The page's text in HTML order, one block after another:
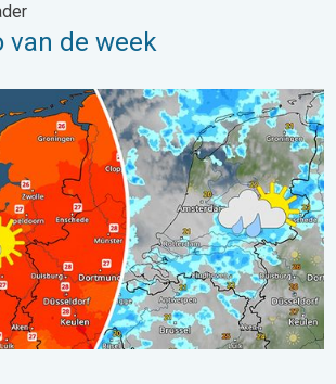
van de week
buiige zondag. Weekendweer. . . vrijdag